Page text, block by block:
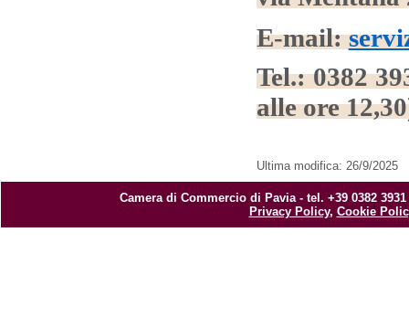
E-mail:
Tel.: 0382
alle ore
Ultima modifica: 26/9/2025
Camera di Commercio di Pavia - tel. +39 0382
Privacy Policy, Cookie